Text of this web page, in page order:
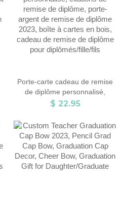
Porte-carte cadeau de remise
de diplôme personnalisé,
citations de remise de diplôme,
diplôme 2023, boîte à cartes en
bois, cadeau de remise de
diplôme pour diplômés/fille/fils
$ 22.95